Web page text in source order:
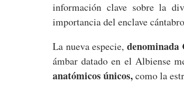
información clave sobre la
importancia del enclave
La nueva especie, denominada
ámbar datado en el Albiense
anatómicos únicos,como la